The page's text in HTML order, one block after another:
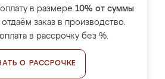
в размере 10% от суммы
заказ в производство.
в рассрочку без %.
О РАССРОЧКЕ